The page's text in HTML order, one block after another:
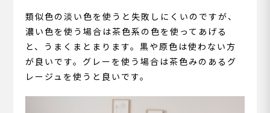
類似色の淡い色を使うと失敗しにくいのですが、
濃い色を使う場合は茶色系の色を使ってあげる
と、うまくまとまります。黒や原色は使わない方
が良いです。グレーを使う場合は茶色みのあるグ
レージュを使うと良いです。